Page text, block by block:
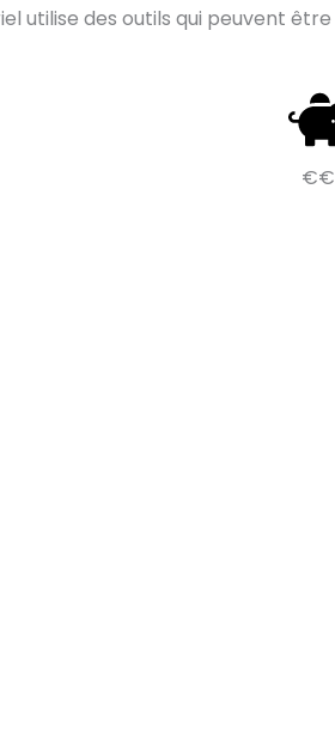
utilise des outils qui peuvent être
€€